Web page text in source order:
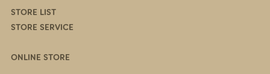
STORE LIST
STORE SERVICE
ONLINE STORE